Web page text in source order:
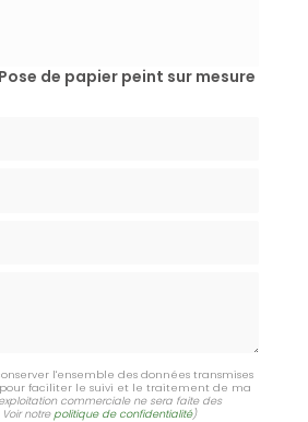
de papier peint sur mesure
l'ensemble des données transmises
faciliter le suivi et le traitement de ma
commerciale ne sera faite des
Voir notrepolitique de confidentialité)